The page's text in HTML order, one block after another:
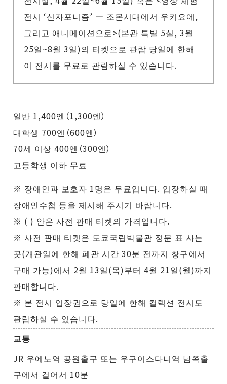
전시 ‘신자포니즘’ ― 조몬시대에서 우키요에,
그리고 애니메이션으로>(본관 특별 5실, 3월
25일~8월 3일)의 티켓으로 관람 당일에 한해
이 전시를 무료로 관람하실 수 있습니다.
일반 1,400엔（1,300엔）
대학생 700엔（600엔）
70세 이상 400엔（300엔）
고등학생 이하 무료
※ 장애인과 보호자 1명은 무료입니다. 입장하실 때
장애인수첩 등을 제시해 주시기 바랍니다.
※ ( ) 안은 사전 판매 티켓의 가격입니다.
※ 사전 판매 티켓은 도쿄국립박물관 정문 표 사는
곳(개관일에 한해 폐관 시간 30분 전까지 창구에서
구매 가능)에서 2월 13일(목)부터 4월 21일(월)까지
판매합니다.
※ 본 전시 입장권으로 당일에 한해 컬렉션 전시도
관람하실 수 있습니다.
교통
JR 우에노역 공원출구 또는 우구이스다니역 남쪽출
구에서 걸어서 10분